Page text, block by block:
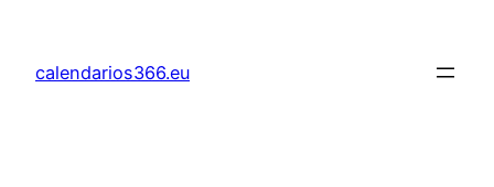
contenido
calendarios366.eu